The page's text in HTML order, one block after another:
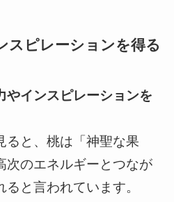
スピレーションを得る
やインスピレーションを
ると、桃は「神聖な果
次のエネルギーとつなが
と言われています。